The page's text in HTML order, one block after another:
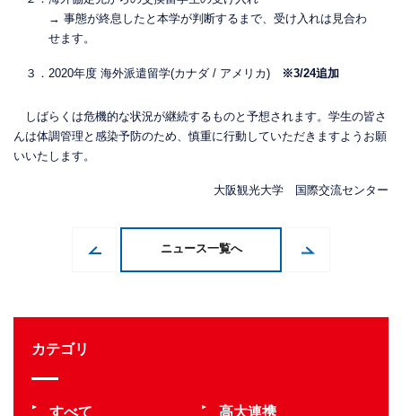
→ 事態が終息したと本学が判断するまで、受け入れは見合わ
せます。
３．2020年度 海外派遣留学(カナダ / アメリカ) ※3/24追加
しばらくは危機的な状況が継続するものと予想されます。学生の皆さ
んは体調管理と感染予防のため、慎重に行動していただきますようお願
いいたします。
大阪観光大学 国際交流センター
ニュース一覧へ
カテゴリ
すべて
高大連携